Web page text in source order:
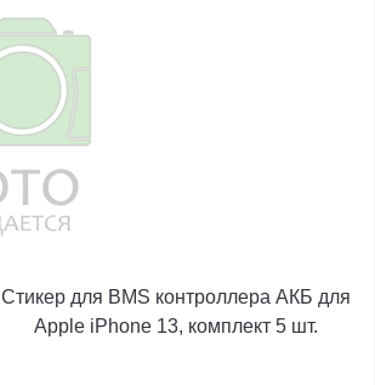
Стикер для BMS контроллера АКБ для
Apple iPhone 13, комплект 5 шт.